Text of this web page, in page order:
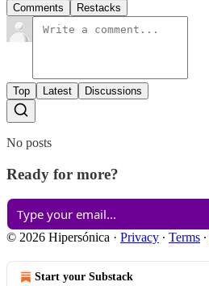
Comments Restacks
Top Latest Discussions
No posts
Ready for more?
© 2026 Hipersónica · Privacy ∙ Terms ∙
Start your Substack